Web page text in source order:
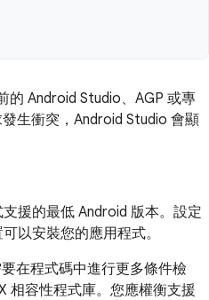
的 Android Studio、AGP 或專
生衝突，Android Studio 會顯
援的最低 Android 版本。設定
以安裝您的應用程式。
在程式碼中進行更多條件檢
相容性程式庫。您應權衡支援